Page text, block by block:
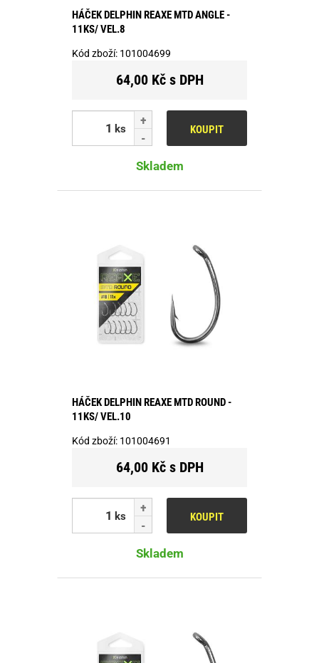
HÁČEK DELPHIN REAXE MTD ANGLE -
11KS/ VEL.8
Kód zboží: 101004699
64,00 Kč s DPH
ks KOUPIT
Skladem
HÁČEK DELPHIN REAXE MTD ROUND -
11KS/ VEL.10
Kód zboží: 101004691
64,00 Kč s DPH
ks KOUPIT
Skladem